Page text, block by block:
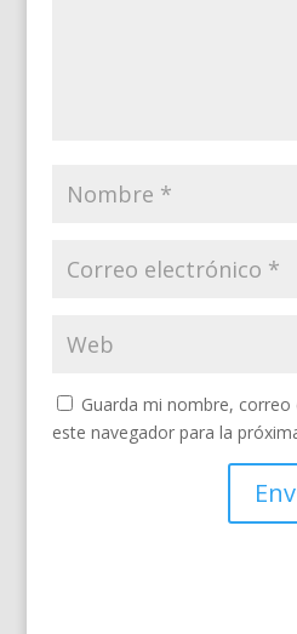
Guarda mi nombre,
este navegador para la